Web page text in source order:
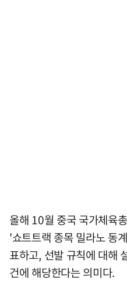
올해 10월 중국 국가체육
'쇼트트랙 종목 밀라노 동
표하고, 선발 규칙에 대해
건에 해당한다는 의미다.